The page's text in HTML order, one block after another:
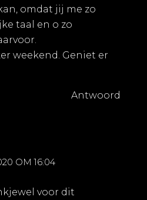
omdat jij me zo
taal en o zo
weekend. Geniet er
Antwoord
OM 16:04
voor dit